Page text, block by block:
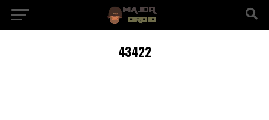
43422